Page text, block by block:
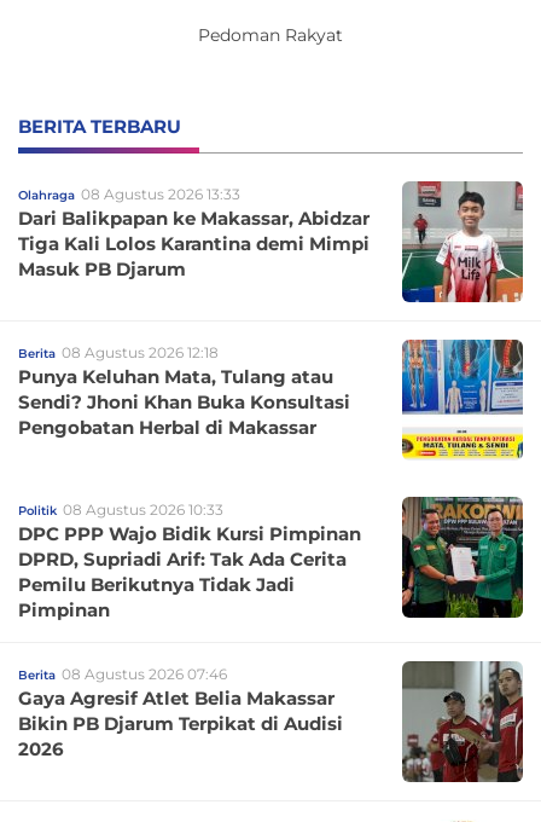
Pedoman Rakyat
BERITA TERBARU
Olahraga 08 Agustus 2026 13:33
Dari Balikpapan ke Makassar, Abidzar
Tiga Kali Lolos Karantina demi Mimpi
Masuk PB Djarum
Berita 08 Agustus 2026 12:18
Punya Keluhan Mata, Tulang atau
Sendi? Jhoni Khan Buka Konsultasi
Pengobatan Herbal di Makassar
Politik 08 Agustus 2026 10:33
DPC PPP Wajo Bidik Kursi Pimpinan
DPRD, Supriadi Arif: Tak Ada Cerita
Pemilu Berikutnya Tidak Jadi
Pimpinan
Berita 08 Agustus 2026 07:46
Gaya Agresif Atlet Belia Makassar
Bikin PB Djarum Terpikat di Audisi
2026